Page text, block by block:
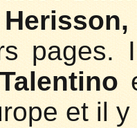
pages.
Talentino
et il